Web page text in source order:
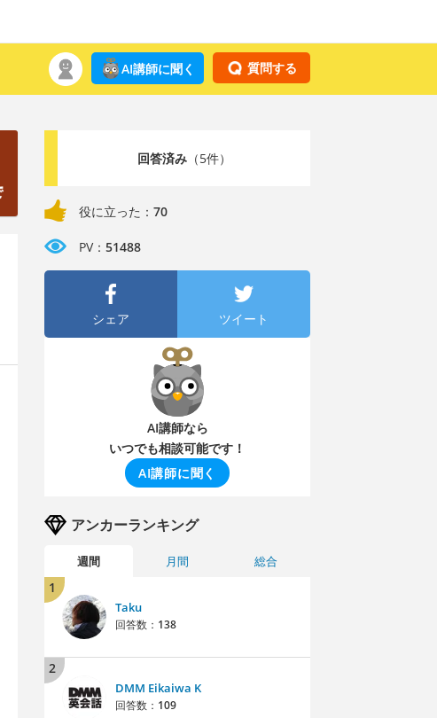
質問する
AI講師に聞く
回答済み（5件）
役に立った： 70
PV： 51488
シェア ツイート
AI講師なら
いつでも相談可能です！
AI講師に聞く
アンカーランキング
週間 月間 総合
1
Taku
回答数： 138
2
DMM Eikaiwa K
回答数： 109